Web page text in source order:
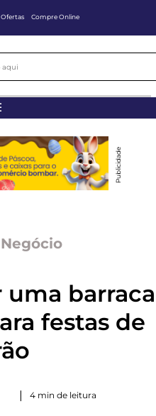
Ofertas Compre Online
Publicidade
barraca
festas de
| 4 min de leitura